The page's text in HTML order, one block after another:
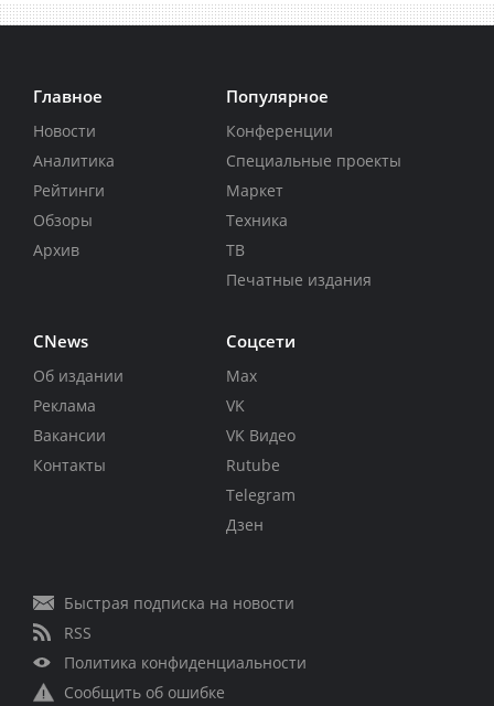
Главное
Новости
Аналитика
Рейтинги
Обзоры
Архив
Популярное
Конференции
Специальные проекты
Маркет
Техника
ТВ
Печатные издания
CNews
Об издании
Реклама
Вакансии
Контакты
Соцсети
Max
VK
VK Видео
Rutube
Telegram
Дзен
Быстрая подписка на новости
RSS
Политика конфиденциальности
Сообщить об ошибке